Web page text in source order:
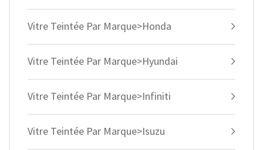
Vitre Teintée Par Marque>Honda
Vitre Teintée Par Marque>Hyundai
Vitre Teintée Par Marque>Infiniti
Vitre Teintée Par Marque>Isuzu